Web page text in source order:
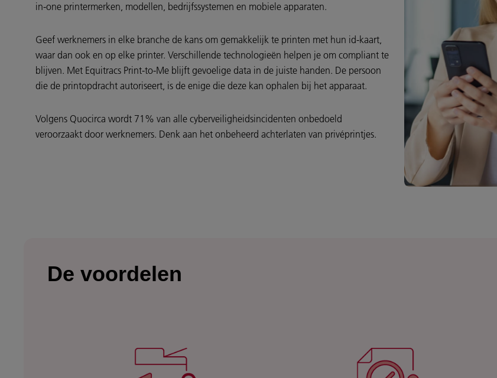
in-one printermerken, modellen, bedrijfssystemen en mobiele apparaten.
Geef werknemers in elke branche de kans om gemakkelijk te printen met hun id-kaart,
waar dan ook en op elke printer. Verschillende technologieën helpen je om compliant te
blijven. Met Equitracs Print-to-Me blijft gevoelige data in de juiste handen. De persoon
die de printopdracht autoriseert, is de enige die deze kan ophalen bij het apparaat.
Volgens Quocirca wordt 71% van alle cyberveiligheidsincidenten onbedoeld
veroorzaakt door werknemers. Denk aan het onbeheerd achterlaten van privéprintjes.
De voordelen